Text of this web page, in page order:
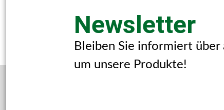
Newsletter
Bleiben Sie informiert über
um unsere Produkte!